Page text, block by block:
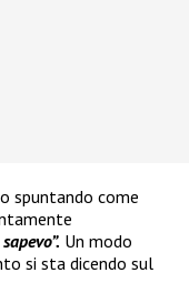
spuntando come
Un modo
si sta dicendo sul